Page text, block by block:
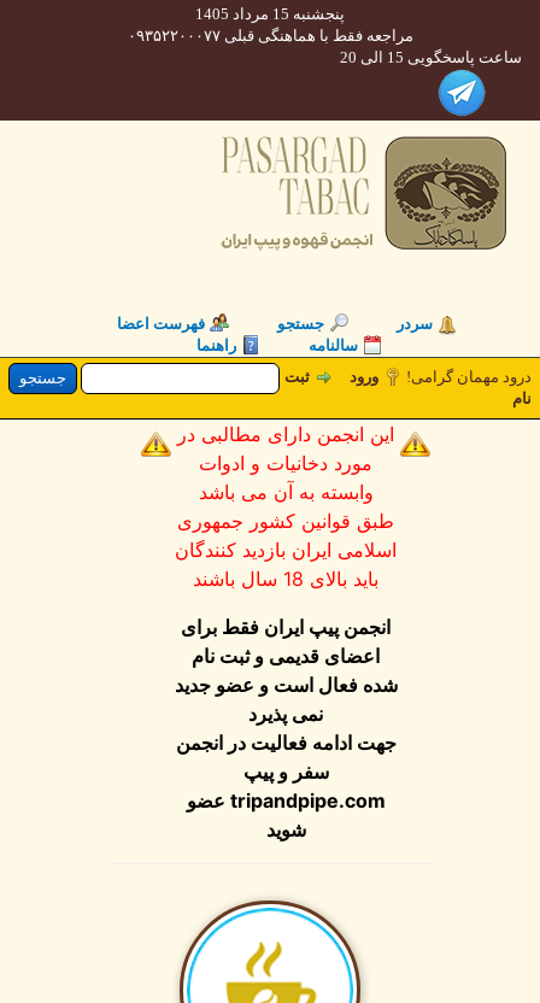
پنجشنبه 15 مرداد 1405
مراجعه فقط با هماهنگی قبلی ۰۹۳۵۲۲۰۰۰۷۷
پاسخگویی 15 الی 20
سردر جستجو
فهرست اعضا
سالنامه
راهنما
مهمان گرامی!
ورود ثبت
این انجمن دارای مطالبی در
مورد دخانیات و ادوات
وابسته به آن می باشد
طبق قوانین کشور جمهوری
اسلامی ایران بازدید کنندگان
باید بالای 18 سال باشند
انجمن پیپ ایران فقط برای
اعضای قدیمی و ثبت نام
شده فعال است و عضو جدید
نمی پذیرد
جهت ادامه فعالیت در انجمن
سفر و پیپ
tripandpipe.comعضو
شوید